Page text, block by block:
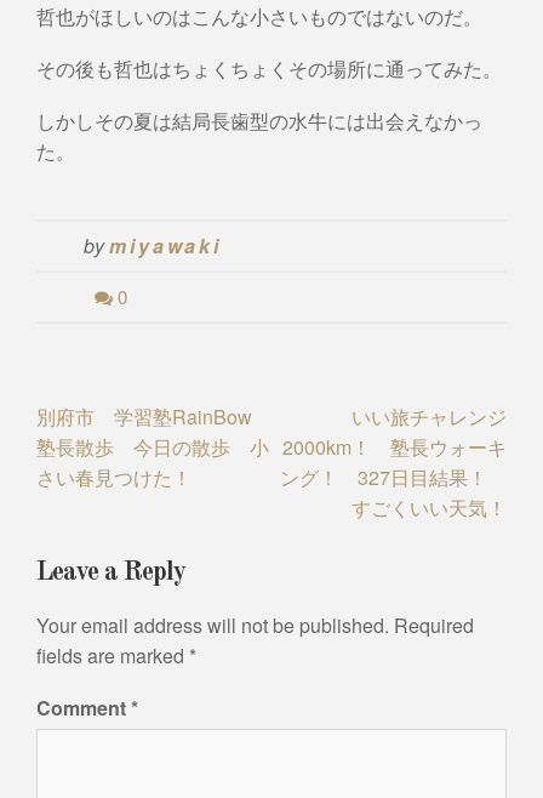
哲也がほしいのはこんな小さいものではないのだ。
その後も哲也はちょくちょくその場所に通ってみた。
しかしその夏は結局長歯型の水牛には出会えなかっ
た。
bymiyawaki
0
Post
navigation
別府市 学習塾RainBow
塾長散歩 今日の散歩 小
さい春見つけた！
いい旅チャレンジ
2000km！ 塾長ウォーキ
ング！ 327日目結果！
すごくいい天気！
Leave a Reply
Your email address will not be published. Required
fields are marked *
Comment*